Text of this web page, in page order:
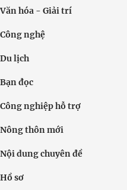
Văn hóa - Giải trí
Công nghệ
Du lịch
Bạn đọc
Công nghiệp hỗ trợ
Nông thôn mới
Nội dung chuyên đề
Hồ sơ